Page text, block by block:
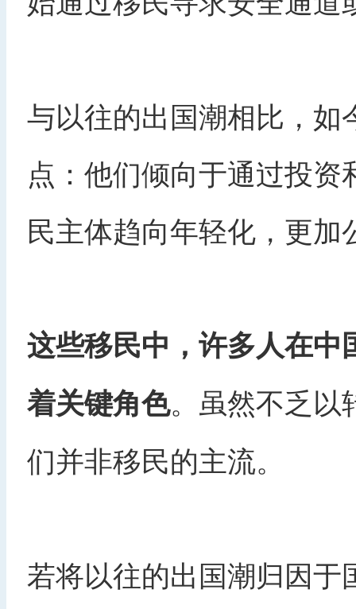
与以往的出国潮相比，
点：他们倾向于通过投
民主体趋向年轻化，更加
这些移民中，许多人在
着关键角色。虽然不乏以
们并非移民的主流。
若将以往的出国潮归因